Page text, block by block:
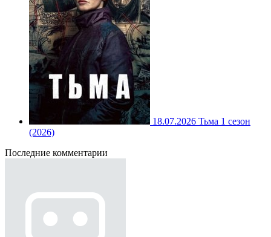
18.07.2026 Тьма 1 сезон
(2026)
Последние комментарии